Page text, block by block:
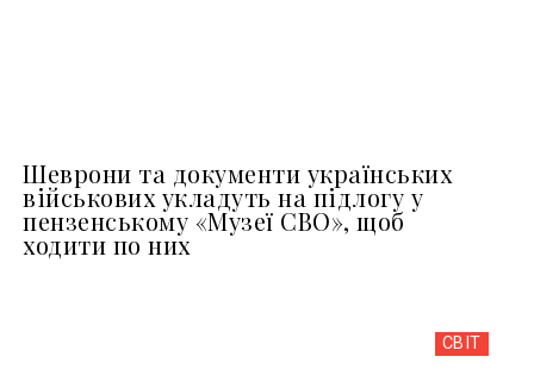
Шеврони та документи українських
військових укладуть на підлогу у
пензенському «Музеї СВО», щоб
ходити по них
СВІТ